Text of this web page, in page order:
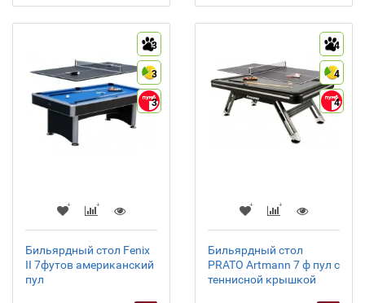
3
3
3
Бильярдный стол Fenix
II 7футов американский
пул
4
4
4
Бильярдный стол
PRATO Artmann 7 ф пул с
теннисной крышкой